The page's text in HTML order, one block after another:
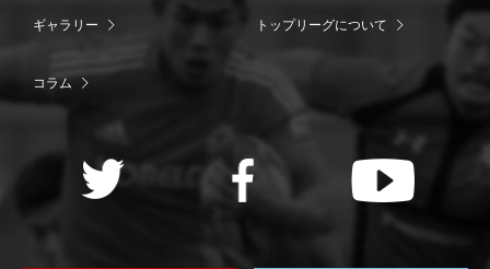
ギャラリー トップリーグについて
コラム